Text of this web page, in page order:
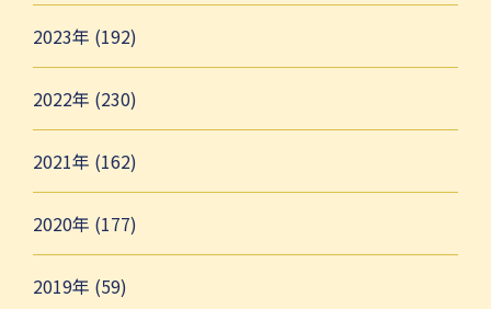
2023年 (192)
2022年 (230)
2021年 (162)
2020年 (177)
2019年 (59)